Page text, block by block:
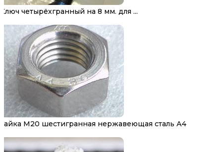
Ключ четырёхгранный на 8 мм. для ...
Гайка М20 шестигранная нержавеющая сталь А4